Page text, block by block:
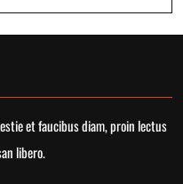
et faucibus diam, proin lectus
libero.